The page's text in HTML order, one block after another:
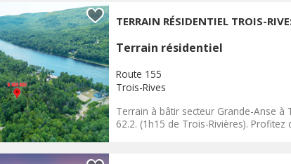
TERRAIN RÉSIDENTIEL TROIS-
Terrain résidentiel
Route 155
Trois-Rives
Terrain à bâtir secteur Grande-Anse à
62.2. (1h15 de Trois-Rivières). Profitez